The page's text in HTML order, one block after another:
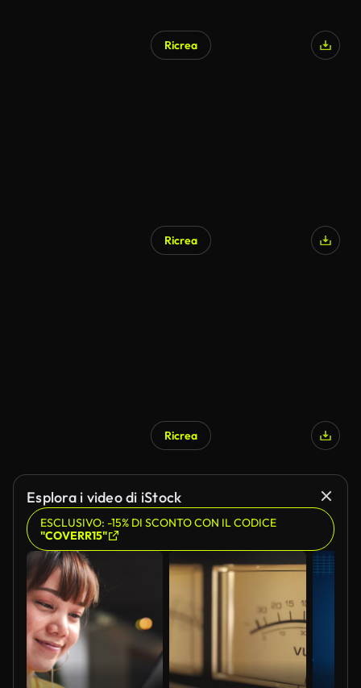
Ricrea
Ricrea
Ricrea
Esplora i video di iStock
ESCLUSIVO: -15% DI SCONTO CON IL CODICE
"COVERR15"